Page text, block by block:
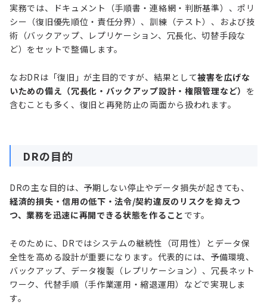
実務では、ドキュメント（手順書・連絡網・判断基準）、ポリ
シー（復旧優先順位・責任分界）、訓練（テスト）、および技
術（バックアップ、レプリケーション、冗長化、切替手段な
ど）をセットで整備します。
なおDRは「復旧」が主目的ですが、結果として被害を広げな
いための備え（冗長化・バックアップ設計・権限管理など） を
含むことも多く、復旧と再発防止の両面から扱われます。
DRの目的
DRの主な目的は、予期しない停止やデータ損失が起きても、
経済的損失・信用の低下・法令/契約違反のリスクを抑えつ
つ、業務を迅速に再開できる状態を作ること です。
そのために、DRではシステムの継続性（可用性）とデータ保
全性を高める設計が重要になります。代表的には、予備環境、
バックアップ、データ複製（レプリケーション）、冗長ネット
ワーク、代替手順（手作業運用・縮退運用）などで実現しま
す。